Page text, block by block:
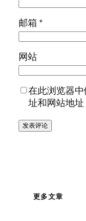
邮箱*
网站
在此浏览器
址和网站地址
更多文章